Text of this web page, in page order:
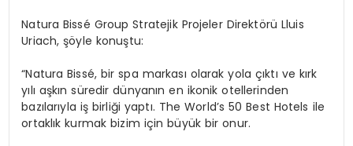
Natura Bissé Group Stratejik Projeler Direktörü Lluis
Uriach, şöyle konuştu:
“Natura Bissé, bir spa markası olarak yola çıktı ve kırk
yılı aşkın süredir dünyanın en ikonik otellerinden
bazılarıyla iş birliği yaptı. The World’s 50 Best Hotels ile
ortaklık kurmak bizim için büyük bir onur.